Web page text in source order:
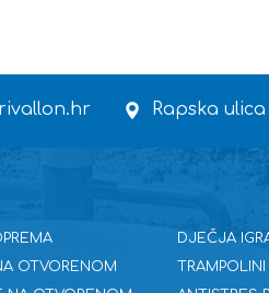
Rapska
OTVORENOM
DJEČJA
TRAMPOLINI